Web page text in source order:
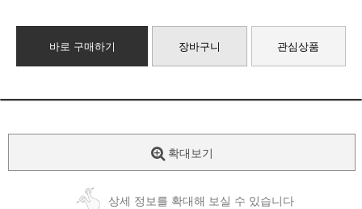
바로 구매하기 장바구니 관심상품
확대보기
상세 정보를 확대해 보실 수 있습니다